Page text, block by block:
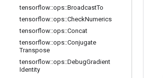
tensorflow::ops::BroadcastTo
tensorflow::ops::CheckNumerics
tensorflow::ops::Concat
tensorflow::ops::Conjugate
Transpose
tensorflow::ops::DebugGradient
Identity